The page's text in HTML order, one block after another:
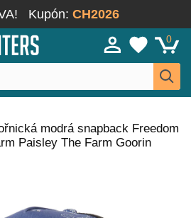
Kupón: CH2026
0
modrá snapback Freedom
Paisley The Farm Goorin